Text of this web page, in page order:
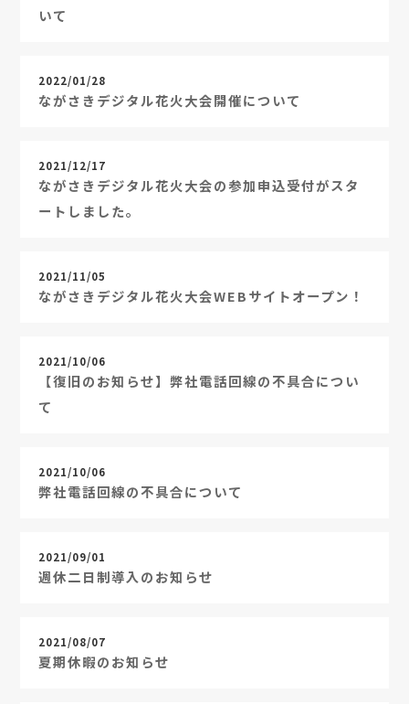
いて
2022/01/28
ながさきデジタル花火大会開催について
2021/12/17
ながさきデジタル花火大会の参加申込受付がスタ
ートしました。
2021/11/05
ながさきデジタル花火大会WEBサイトオープン！
2021/10/06
【復旧のお知らせ】弊社電話回線の不具合につい
て
2021/10/06
弊社電話回線の不具合について
2021/09/01
週休二日制導入のお知らせ
2021/08/07
夏期休暇のお知らせ